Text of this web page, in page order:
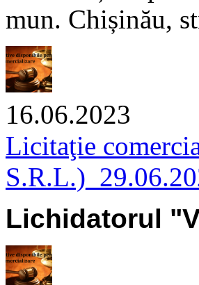
mun. Chișinău,
16.06.2023
Licitaţie
Lichidatorul